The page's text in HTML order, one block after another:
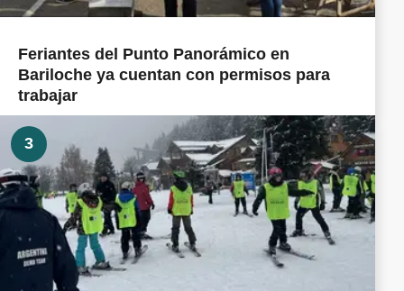
Feriantes del Punto Panorámico en
Bariloche ya cuentan con permisos para
trabajar
3